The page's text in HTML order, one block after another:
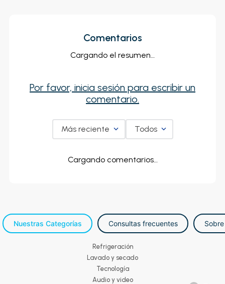
Comentarios
Cargando el resumen…
Por favor, inicia sesión para escribir un
comentario.
Más reciente Todos
Cargando comentarios…
Nuestras Categorías Consultas frecuentes
Refrigeración
Lavado y secado
Tecnología
Audio y video